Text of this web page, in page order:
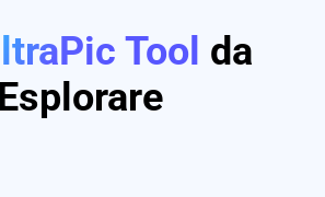
Tool da
Esplorare